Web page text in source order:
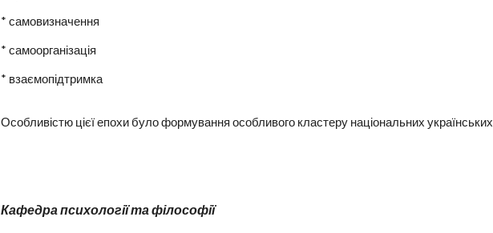
* самовизначення
* самоорганізація
* взаємопідтримка
Особливістю цієї епохи було формування особливого кластеру національних
Кафедра психології та філософії